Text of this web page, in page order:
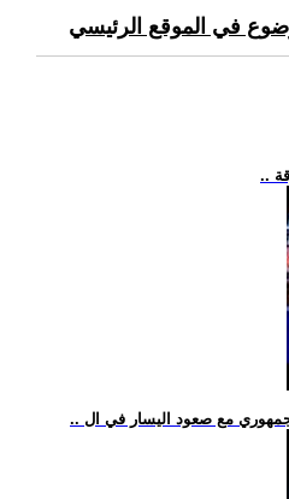
في الموقع الرئيسي
مع صعود اليسار في ال